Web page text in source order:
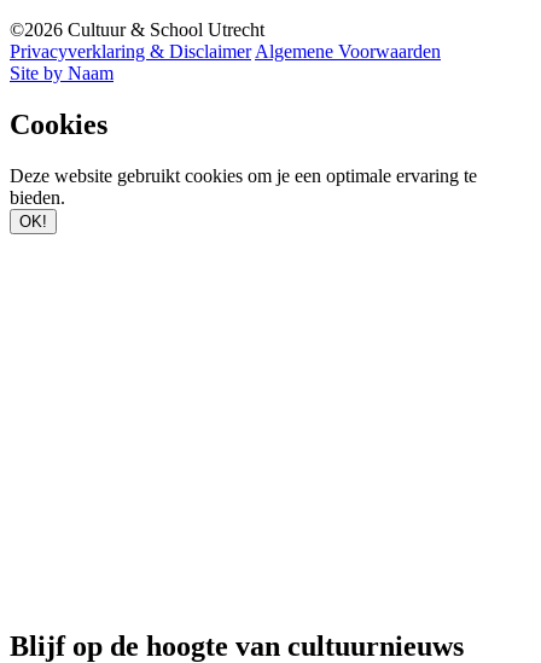
©2026 Cultuur & School Utrecht
Privacyverklaring & Disclaimer Algemene Voorwaarden
Site by Naam
Cookies
Deze website gebruikt cookies om je een optimale ervaring te
bieden.
OK!
Blijf op de hoogte van cultuurnieuws